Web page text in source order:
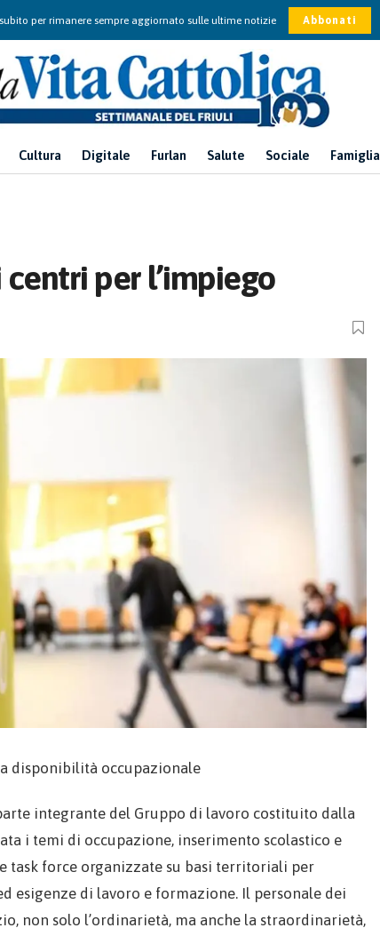
per rimanere sempre aggiornato sulle ultime notizie Abbonati
Cultura Digitale Furlan Salute Sociale Famiglia
per l’impiego
disponibilità occupazionale
integrante del Gruppo di lavoro costituito dalla
i temi di occupazione, inserimento scolastico e
task force organizzate su basi territoriali per
esigenze di lavoro e formazione. Il personale dei
non solo l’ordinarietà, ma anche la straordinarietà,